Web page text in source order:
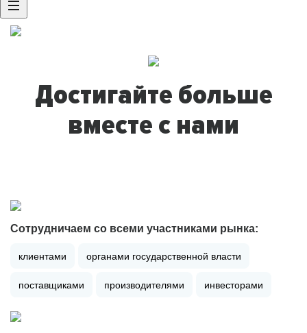
Достигайте больше
вместе с нами
Сотрудничаем со всеми участниками рынка:
клиентами органами государственной власти
поставщиками производителями инвесторами